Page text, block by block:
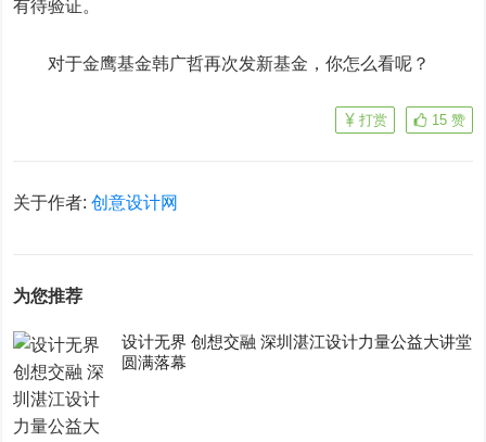
有待验证。
对于金鹰基金韩广哲再次发新基金，你怎么看呢？
15 赞
打赏
关于作者:创意设计网
为您推荐
设计无界 创想交融 深圳湛江设计力量公益大讲堂
圆满落幕